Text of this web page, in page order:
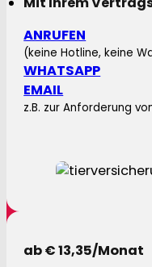
ANRUFEN
(keine Hotline, keine
WHATSAPP
EMAIL
z.B. zur Anforderung
ab € 13,35/Monat